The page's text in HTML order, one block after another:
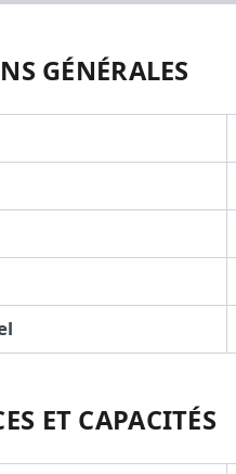
GÉNÉRALES
ET CAPACITÉS